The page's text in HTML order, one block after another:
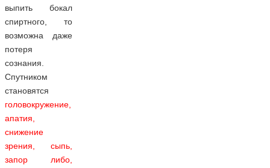
выпить бокал
спиртного, то
возможна даже
потеря
сознания.
Спутником
становятся
головокружение,
апатия,
снижение
зрения, сыпь,
запор либо,